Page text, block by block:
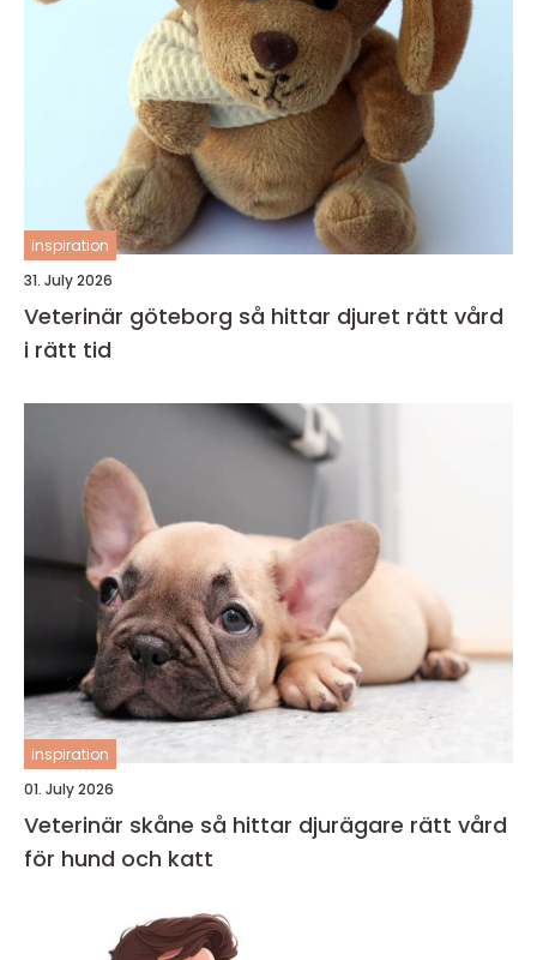
inspiration
31. July 2026
Veterinär göteborg så hittar djuret rätt vård
i rätt tid
inspiration
01. July 2026
Veterinär skåne så hittar djurägare rätt vård
för hund och katt